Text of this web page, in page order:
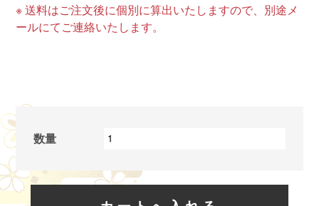
※ 送料はご注文後に個別に算出いたしますので、別途メ
ールにてご連絡いたします。
数量